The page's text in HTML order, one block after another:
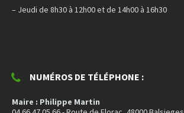
– Jeudi de 8h30 à 12h00 et de 14h00 à 16h30
NUMÉROS DE TÉLÉPHONE :
Maire : Philippe Martin